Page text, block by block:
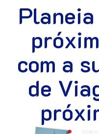
com a
de